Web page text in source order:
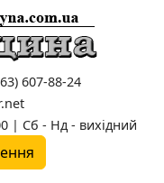
607-88-24
| Сб - Нд - вихідний